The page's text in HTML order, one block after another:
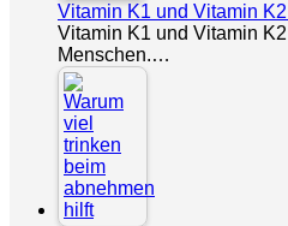
Vitamin K1 und Vitamin
Vitamin K1 und Vitamin
Menschen.…